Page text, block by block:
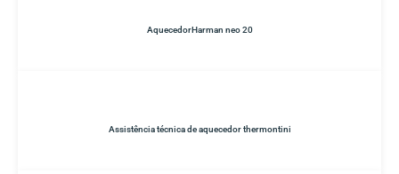
AquecedorHarman neo 20
Assistência técnica de aquecedor thermontini